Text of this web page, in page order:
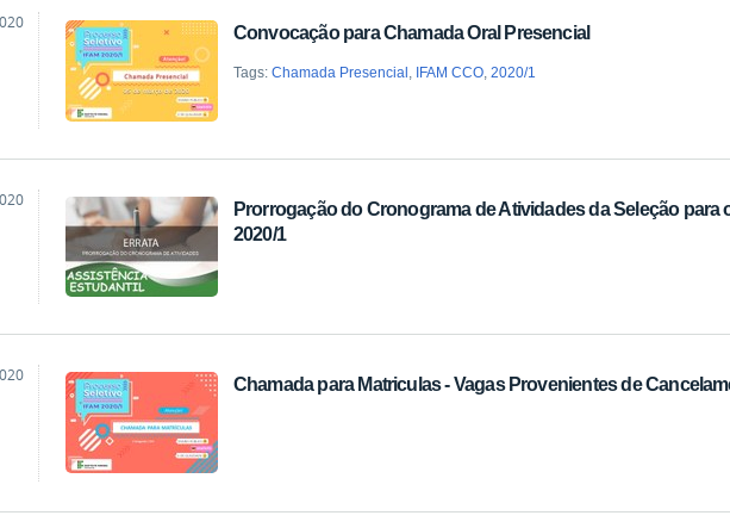
Convocação para Chamada Oral Presencial
Tags: Chamada Presencial IFAM CCO, 2020/1
Prorrogação do Cronograma de Atividades da Seleção para
2020/1
Chamada para Matriculas - Vagas Provenientes de